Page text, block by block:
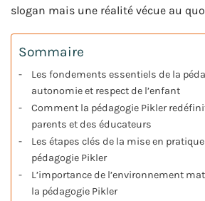
slogan mais une réalité vécue au
Sommaire
Les fondements essentiels de la
autonomie et respect de l’enfant
Comment la pédagogie Pikler
parents et des éducateurs
Les étapes clés de la mise en
pédagogie Pikler
L’importance de l’environnement
la pédagogie Pikler